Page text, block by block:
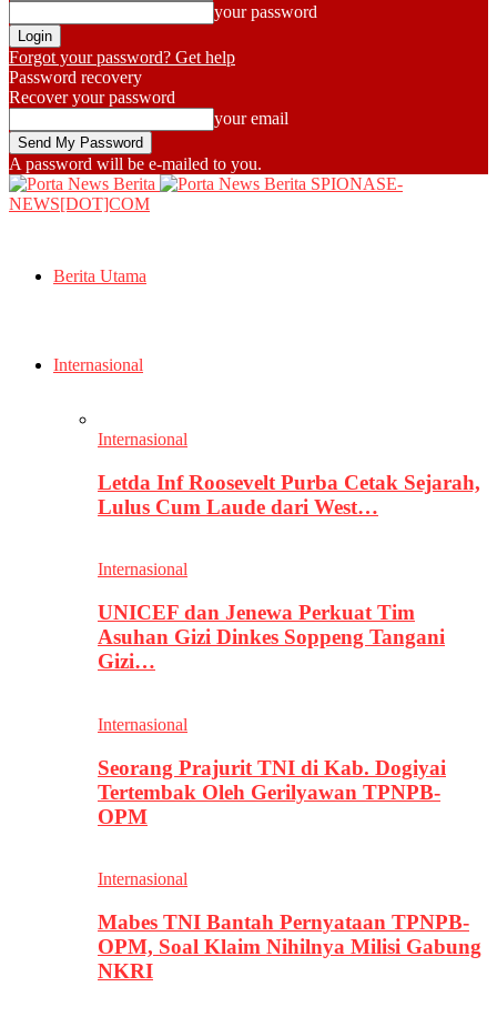
your password
Forgot your password? Get help
Password recovery
Recover your password
your email
A password will be e-mailed to you.
SPIONASE-
NEWS[DOT]COM
Berita Utama
Internasional
Internasional
Letda Inf Roosevelt Purba Cetak Sejarah,
Lulus Cum Laude dari West…
Internasional
UNICEF dan Jenewa Perkuat Tim
Asuhan Gizi Dinkes Soppeng Tangani
Gizi…
Internasional
Seorang Prajurit TNI di Kab. Dogiyai
Tertembak Oleh Gerilyawan TPNPB-
OPM
Internasional
Mabes TNI Bantah Pernyataan TPNPB-
OPM, Soal Klaim Nihilnya Milisi Gabung
NKRI